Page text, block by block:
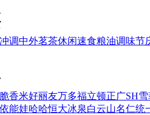
调中外茗茶休闲速食粮油调味节
脆香米好丽友万多福立顿正广SH
依能娃哈哈恒大冰泉白云山名仁统